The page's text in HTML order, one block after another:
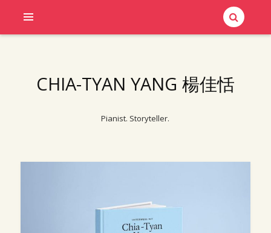
CHIA-TYAN YANG 楊佳恬
Pianist. Storyteller.